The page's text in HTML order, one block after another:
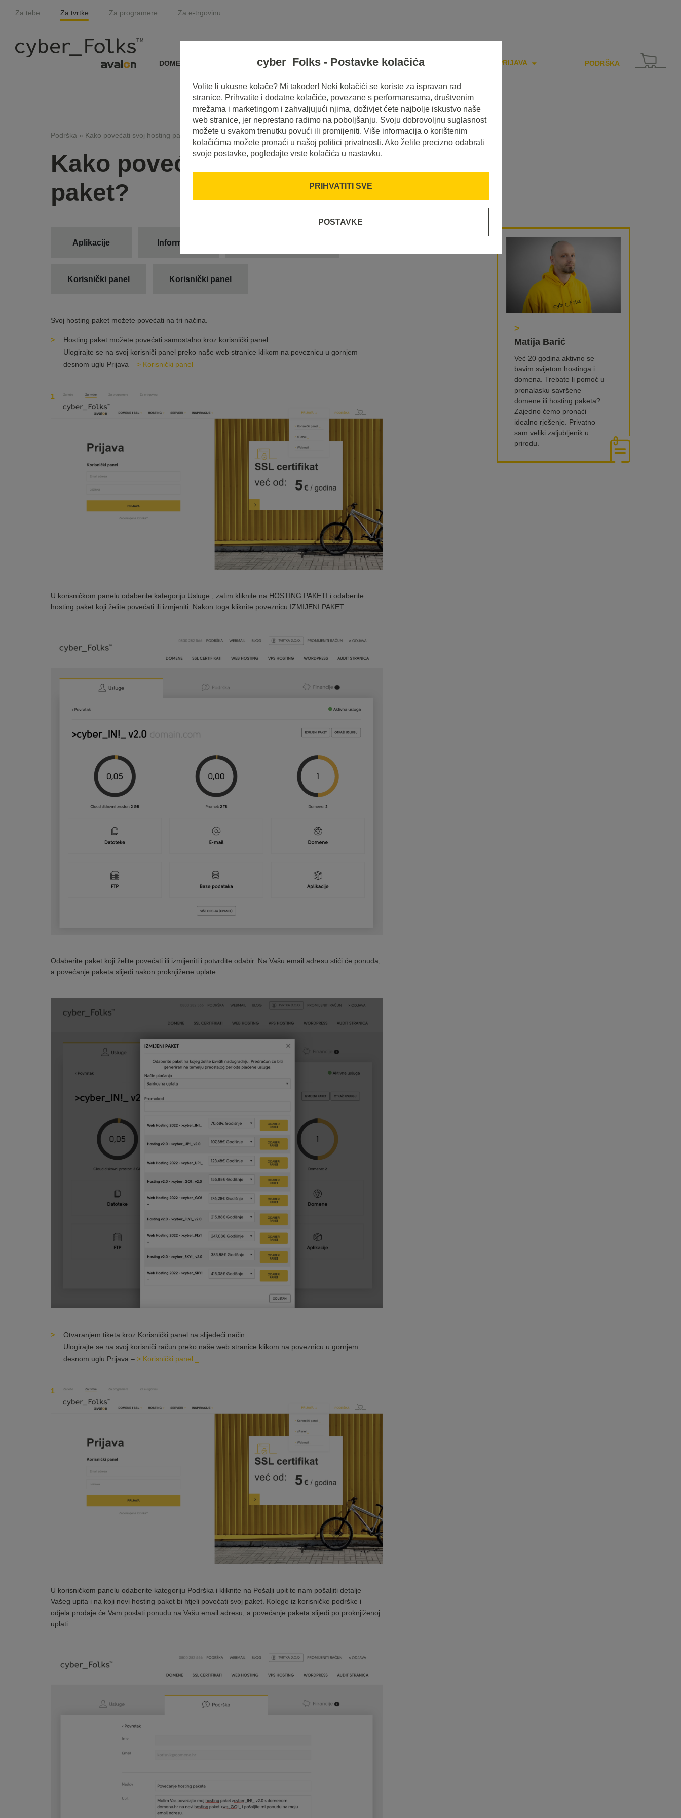
Za tebe Za tvrtke Za programere Za e-trgovinu
DOMENE I SSL HOSTING SERVERI INSPIRACIJE PRIJAVA PODRŠKA
Podrška » Kako povećati svoj hosting paket?
Kako povećati svoj hosting
paket?
Aplikacije Informacije
Korisnički panel Korisnički panel
Svoj hosting paket možete povećati na tri načina.
Hosting paket možete povećati samostalno kroz korisnički panel.
Ulogirajte se na svoj korisniči panel preko naše web stranice klikom na poveznicu u gornjem
desnom uglu Prijava – > Korisnički panel _
U korisničkom panelu odaberite kategoriju Usluge , zatim kliknite na HOSTING PAKETI i odaberite
hosting paket koji želite povećati ili izmjeniti. Nakon toga kliknite poveznicu IZMIJENI PAKET
Odaberite paket koji želite povećati ili izmijeniti i potvrdite odabir. Na Vašu email adresu stići će ponuda,
a povećanje paketa slijedi nakon proknjižene uplate.
Otvaranjem tiketa kroz Korisnički panel na slijedeći način:
Ulogirajte se na svoj korisniči račun preko naše web stranice klikom na poveznicu u gornjem
desnom uglu Prijava – > Korisnički panel _
U korisničkom panelu odaberite kategoriju Podrška i kliknite na Pošalji upit te nam pošaljiti detalje
Vašeg upita i na koji novi hosting paket bi htjeli povećati svoj paket. Kolege iz korisničke podrške i
odjela prodaje će Vam poslati ponudu na Vašu email adresu, a povećanje paketa slijedi po proknjiženoj
uplati.
>
Matija Barić
Već 20 godina aktivno se
bavim svijetom hostinga i
domena. Trebate li pomoć u
pronalasku savršene
domene ili hosting paketa?
Zajedno ćemo pronaći
idealno rješenje. Privatno
sam veliki zaljubljenik u
prirodu.
cyber_Folks - Postavke kolačića
Volite li ukusne kolače? Mi također! Neki kolačići se koriste za ispravan rad
stranice. Prihvatite i dodatne kolačiće, povezane s performansama, društvenim
mrežama i marketingom i zahvaljujući njima, doživjet ćete najbolje iskustvo naše
web stranice, jer neprestano radimo na poboljšanju. Svoju dobrovoljnu suglasnost
možete u svakom trenutku povući ili promijeniti. Više informacija o korištenim
kolačićima možete pronaći u našoj politici privatnosti. Ako želite precizno odabrati
svoje postavke, pogledajte vrste kolačića u nastavku.
PRIHVATITI SVE
POSTAVKE